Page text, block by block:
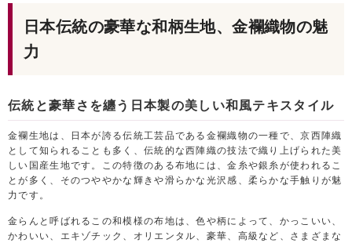
日本伝統の豪華な和柄生地、金襴織物の魅
力
伝統と豪華さを纏う日本製の美しい和風テキスタイル
金襴生地は、日本が誇る伝統工芸品である金襴織物の一種で、京西陣織
として知られることも多く、伝統的な西陣織の技法で織り上げられた美
しい国産生地です。この特徴のある布地には、金糸や銀糸が使われるこ
とが多く、そのつややかな輝きや滑らかな光沢感、柔らかな手触りが魅
力です。
金らんと呼ばれるこの和模様の布地は、色や柄によって、かっこいい、
かわいい、エキゾチック、オリエンタル、豪華、高級など、さまざまな